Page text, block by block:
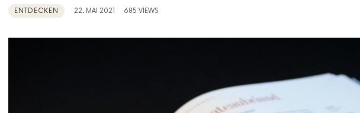
ENTDECKEN 22. MAI 2021 685 VIEWS